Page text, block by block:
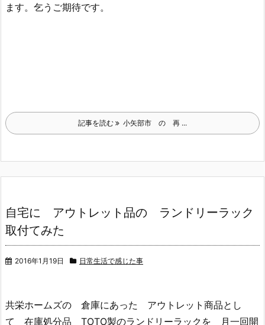
ます。乞うご期待です。
記事を読む 小矢部市 の 再 ...
自宅に アウトレット品の ランドリーラック
取付てみた
2016年1月19日 日常生活で感じた事
共栄ホームズの 倉庫にあった アウトレット商品とし
て 在庫処分品 TOTO製のランドリーラックを 月一回開